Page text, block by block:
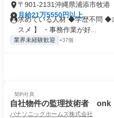
〒901-2131沖縄県浦添市牧港
月給21万5550円以上
求めている人材 ◆学歴不問 ◆
スメ 】 ・事務作業が好...
業界未経験歓迎 +37個
契約社員
自社物件の監理技術者 onk
パナソニックホームズ株式会社